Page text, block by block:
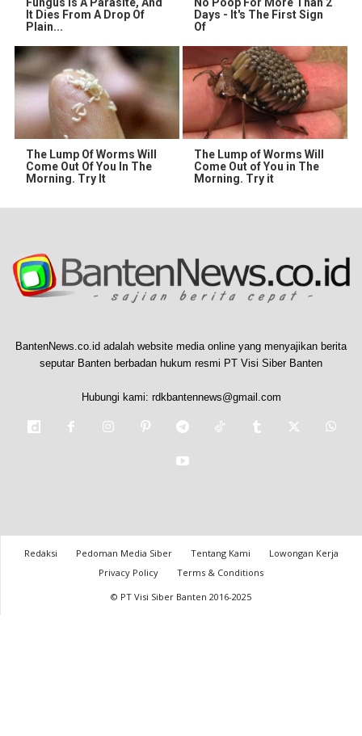
It Dies From A Drop Of
Plain...
Days - It's The First Sign
Of
The Lump Of Worms Will
Come Out Of You In The
Morning. Try It
The Lump of Worms Will
Come Out of You in The
Morning. Try it
BantenNews.co.id adalah website media online yang menyajikan berita
seputar Banten berbadan hukum resmi PT Visi Siber Banten
Hubungi kami: rdkbantennews@gmail.com
Redaksi Pedoman Media Siber Tentang Kami
Lowongan Kerja
Privacy Policy
Terms & Conditions
© PT Visi Siber Banten 2016-2025